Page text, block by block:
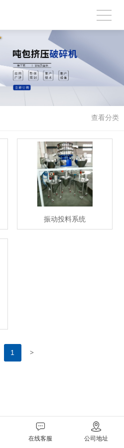
查看分类
振动投料系统
1 >
在线客服 公司地址